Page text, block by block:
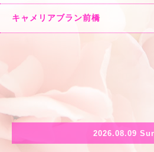
キャメリアブラン前橋
2026.08.09